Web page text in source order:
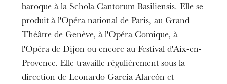
baroque à la Schola Cantorum Basiliensis. Elle se
produit à l'Opéra national de Paris, au Grand
Théâtre de Genève, à l'Opéra Comique, à
l'Opéra de Dijon ou encore au Festival d'Aix-en-
Provence. Elle travaille régulièrement sous la
direction de Leonardo García Alarcón et